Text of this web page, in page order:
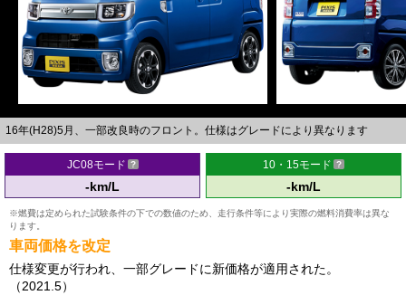
16年(H28)5月、一部改良時のフロント。仕様はグレードにより異なります
JC08モード
-km/L
10・15モード
-km/L
※燃費は定められた試験条件の下での数値のため、走行条件等により実際の燃料消費率は異な
ります。
車両価格を改定
仕様変更が行われ、一部グレードに新価格が適用された。
（2021.5）